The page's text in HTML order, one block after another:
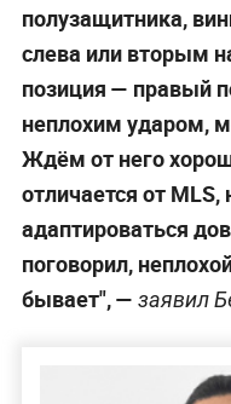
полузащитника,
слева или вторым
позиция — правый
неплохим ударом,
Ждём от него
отличается от
адаптироваться
поговорил,
бывает", — заявил